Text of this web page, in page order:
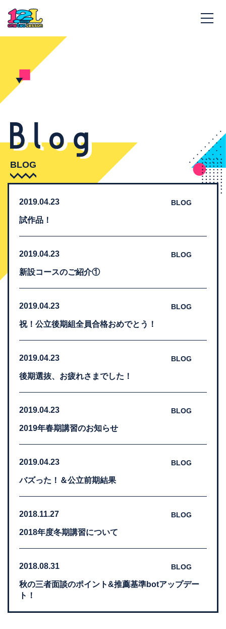
BLOG
2019.04.23 BLOG
試作品！
2019.04.23 BLOG
新設コースのご紹介①
2019.04.23 BLOG
祝！公立後期組全員合格おめでとう！
2019.04.23 BLOG
後期選抜、お疲れさまでした！
2019.04.23 BLOG
2019年春期講習のお知らせ
2019.04.23 BLOG
バズった！＆公立前期結果
2018.11.27 BLOG
2018年度冬期講習について
2018.08.31 BLOG
秋の三者面談のポイント&推薦基準botアップデー
ト！